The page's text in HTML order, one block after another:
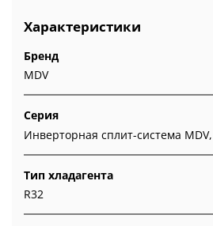
Характеристики
Бренд
MDV
Серия
Инверторная сплит-система
Тип хладагента
R32